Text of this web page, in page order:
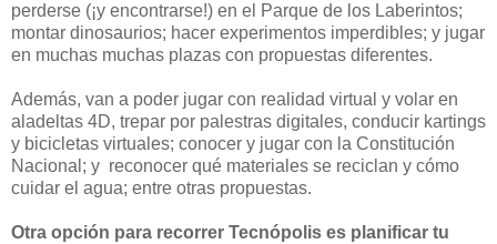
perderse (¡y encontrarse!) en el Parque de los Laberintos;
montar dinosaurios; hacer experimentos imperdibles; y jugar
en muchas muchas plazas con propuestas diferentes.
Además, van a poder jugar con realidad virtual y volar en
aladeltas 4D, trepar por palestras digitales, conducir kartings
y bicicletas virtuales; conocer y jugar con la Constitución
Nacional; y reconocer qué materiales se reciclan y cómo
cuidar el agua; entre otras propuestas.
Otra opción para recorrer Tecnópolis es planificar tu